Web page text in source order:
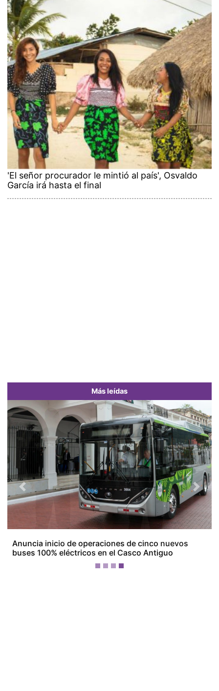
'El señor procurador le mintió al país', Osvaldo
García irá hasta el final
Más leídas
Devuelven a Colombia a un hombre que
transportaba 16 kilos de oro no declarados
Previous Next